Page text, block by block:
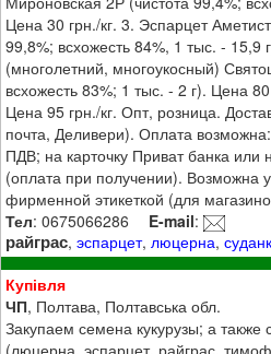
Цена 30 грн./кг. 3. Эспарцет
99,8%; всхожесть 84%, 1 тыс. - 15,9
(многолетний, многоукосный)
всхожесть 83%; 1 тыс. - 2 г). Цена
Цена 95 грн./кг. Опт, розница.
почта, Деливери). Оплата
ПДВ; на карточку Приват банка
(оплата при получении). Возможна
фирменной этикеткой (для
Тел: 0675066286 E-mail:
райграс,эспарцет,люцерна,
Купівля
ЧП, Полтава, Полтавська обл.
Закупаем семена кукурузы; а также
(люцерна, эспарцет, райграс,